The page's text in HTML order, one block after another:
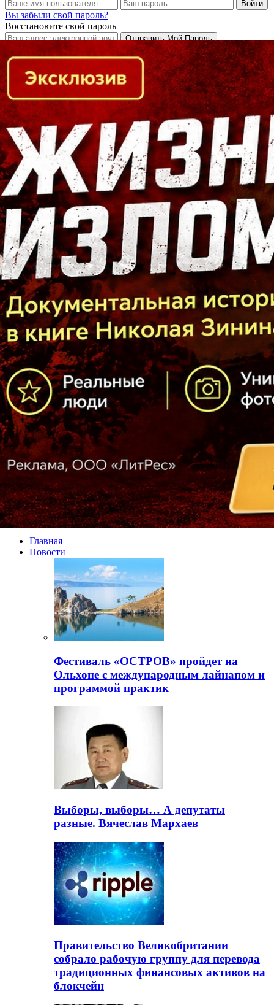
Вы забыли свой пароль?
Восстановите свой пароль
Кто есть кто в Байкальском регионе
Главная
Новости
Фестиваль «ОСТРОВ» пройдет на
Ольхоне с международным лайнапом и
программой практик
Выборы, выборы… А депутаты
разные. Вячеслав Мархаев
Правительство Великобритании
собрало рабочую группу для перевода
традиционных финансовых активов на
блокчейн